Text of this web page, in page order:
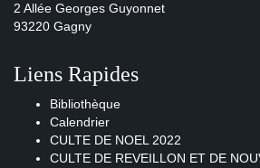
2 Allée Georges Guyonnet
93220 Gagny
Liens Rapides
Bibliothèque
Calendrier
CULTE DE NOEL 2022
CULTE DE REVEILLON ET DE